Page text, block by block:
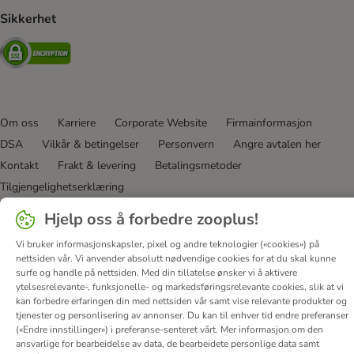
Sikkerhet
Security
Om oss Karriere Corporate Website
Firmainformasjon
DSA
Vilkår & betingelser Personvern
Angre avtalen her
Kontakt
Frakt & levering
Betalingsmetoder
Tilgjengelighetserklæring
© zooplus SE2026
Hjelp oss å forbedre zooplus!
Vi bruker informasjonskapsler, pixel og andre teknologier («cookies») på
nettsiden vår. Vi anvender absolutt nødvendige cookies for at du skal kunne
surfe og handle på nettsiden. Med din tillatelse ønsker vi å aktivere
ytelsesrelevante-, funksjonelle- og markedsføringsrelevante cookies, slik at vi
kan forbedre erfaringen din med nettsiden vår samt vise relevante produkter og
tjenester og personlisering av annonser. Du kan til enhver tid endre preferanser
(«Endre innstillinger») i preferanse-senteret vårt. Mer informasjon om den
ansvarlige for bearbeidelse av data, de bearbeidete personlige data samt